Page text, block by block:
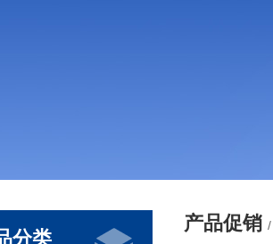
分类
产品促销